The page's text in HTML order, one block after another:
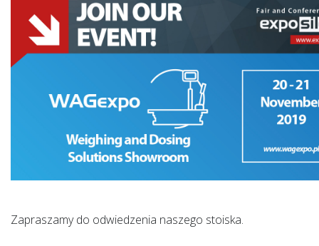
Zapraszamy do odwiedzenia naszego stoiska.